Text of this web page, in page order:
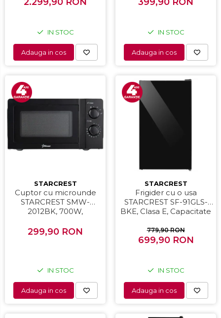
IN STOC
Adauga in cos
IN STOC
Adauga in cos
STARCREST
Cuptor cu microunde
STARCREST SMW-
2012BK, 700W,
mecanic, 6 Trepte de
putere, Negru
299,90 RON
IN STOC
Adauga in cos
STARCREST
Frigider cu o usa
STARCREST SF-91GLS-
BKE, Clasa E, Capacitate
H 83 cm, Sticla Neagra
779,90 RON
699,90 RON
IN STOC
Adauga in cos